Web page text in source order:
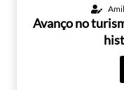
Avanço no